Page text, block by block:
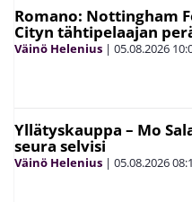
Romano: Nottingham
Cityn tähtipelaajan
Väinö Helenius | 05.08.2026
Yllätyskauppa – Mo
seura selvisi
Väinö Helenius | 05.08.2026